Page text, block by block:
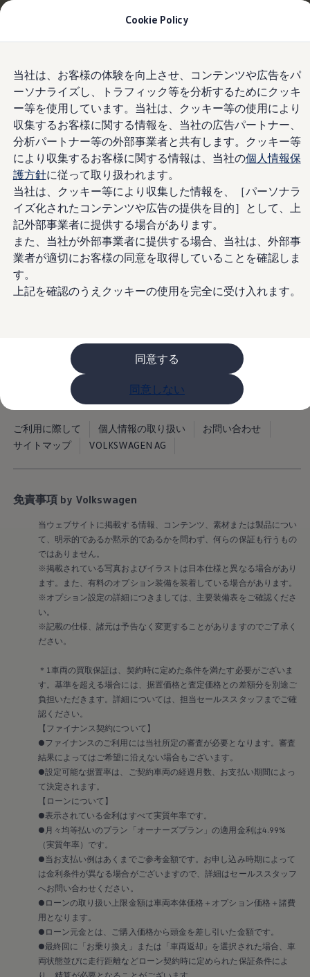
Cookie Policy
当社は、お客様の体験を向上させ、コンテンツや広告をパ
ーソナライズし、トラフィック等を分析するためにクッキ
ー等を使用しています。当社は、クッキー等の使用により
収集するお客様に関する情報を、当社の広告パートナー、
分析パートナー等の外部事業者と共有します。クッキー等
により収集するお客様に関する情報は、当社の個人情報保
護方針に従って取り扱われます。
当社は、クッキー等により収集した情報を、［パーソナラ
イズ化されたコンテンツや広告の提供を目的］として、上
記外部事業者に提供する場合があります。
また、当社が外部事業者に提供する場合、当社は、外部事
業者が適切にお客様の同意を取得していることを確認しま
す。
上記を確認のうえクッキーの使用を完全に受け入れます。
同意する
同意しない
main
content
to
footer
適用金利0.99% 月々25,500円〜| 9月30日(水)ま
デジタルカタログ
セーフティ マイスター
デジタルカタログ
ID. Buzz
T-Cross
Tiguan
Golf
Golf GTI
Golf R
Golf Variant
Golf R Variant
Passat
ID.4
Polo
Polo GTI
Golf Touran
T-Roc R
フォルクスワーゲンマガジン
ブランドストーリー
購入検討中の方へ
オファー(購入サポート・金利情報)
Golf お乗り換えを10万円補助
Tiguan 購入後、5年間の安心サポートが無償
Golf Variant お乗り換えを10万円補助
Volkswagenアンバサダープログラム
Volkswagen Card
お支払いシミュレーション
モデル別月々のお支払い例
ライフスタイルに合ったプランをみつける
カスタマーポータル 登録・ログイン
Match Maker 登録・ログイン
補助金・エコカー優遇制度
補助金・エコカー優遇制度
ID.4
Golf Variant
Passat
サービスと純正部品
フォルクスワーゲン純正部品のメリット
点検と車検
エンジンオイルおよびフルード類
ホイールとタイヤ
路上故障に関するサポート
フォルクスワーゲンサービス
アクセサリー
Lifestyle & goods
Car Navigation System
Drive Recorder
お客様情報
リサイクルへの取組み
警告灯とインジケーターランプ
特定整備情報
ユーザーガイド
運転上の注意
自動車リサイクル法
ロイヤリティプログラム
安心プログラム
メンテナンスプログラム
延長保証ウォルフィサポート
カスタマーセンター
タイヤパンク補償
レザーシフトノブ
レザーシフトノブ
ご利用に際して 個人情報の取り扱い
お問い合わせ
サイトマップ
VOLKSWAGEN AG
免責事項 by Volkswagen
当ウェブサイトに掲載する情報、コンテンツ、素材または製品につい
て、明示的であるか黙示的であるかを問わず、何らの保証も行うもの
ではありません。
※掲載されている写真およびイラストは日本仕様と異なる場合があり
ます。また、有料のオプション装備を装着している場合があります。
※オプション設定の詳細につきましては、主要装備表をご確認くださ
い。
※記載の仕様、諸元は予告なく変更することがありますのでご了承く
ださい。
＊1車両の買取保証は、契約時に定めた条件を満たす必要がございま
す。基準を超える場合には、据置価格と査定価格との差額分を別途ご
負担いただきます。詳細については、担当セールススタッフまでご確
認ください。
【ファイナンス契約について】
●ファイナンスのご利用には当社所定の審査が必要となります。審査
結果によってはご希望に沿えない場合もございます。
●設定可能な据置率は、ご契約車両の経過月数、お支払い期間によっ
て決定されます。
【ローンについて】
●表示されている金利はすべて実質年率です。
●月々均等払いのプラン「オーナーズプラン」の適用金利は4.99%
（実質年率）です。
●当お支払い例はあくまでご参考金額です。お申し込み時期によって
は金利条件が異なる場合がございますので、詳細はセールススタッフ
へお問い合わせください。
●ローンの取り扱い上限金額は車両本体価格＋オプション価格＋諸費
用となります。
●ローン元金とは、ご購入価格から頭金を差し引いた金額です。
●最終回に「お乗り換え」または「車両返却」を選択された場合、車
両状態並びに走行距離などローン契約時に定められた保証条件によ
り、精算が必要となることがございます。